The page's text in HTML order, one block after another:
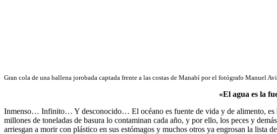
Gran cola de una ballena jorobada captada frente a las costas de Manabí por el fotógrafo Manuel
«El agua es la
Inmenso… Infinito… Y desconocido… El océano es fuente de vida y de alimento, es
millones de toneladas de basura lo contaminan cada año, y por ello, los peces y
arriesgan a morir con plástico en sus estómagos y muchos otros ya engrosan la lista